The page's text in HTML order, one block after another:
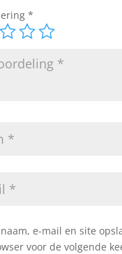
*
e-mail en site
voor de volgende